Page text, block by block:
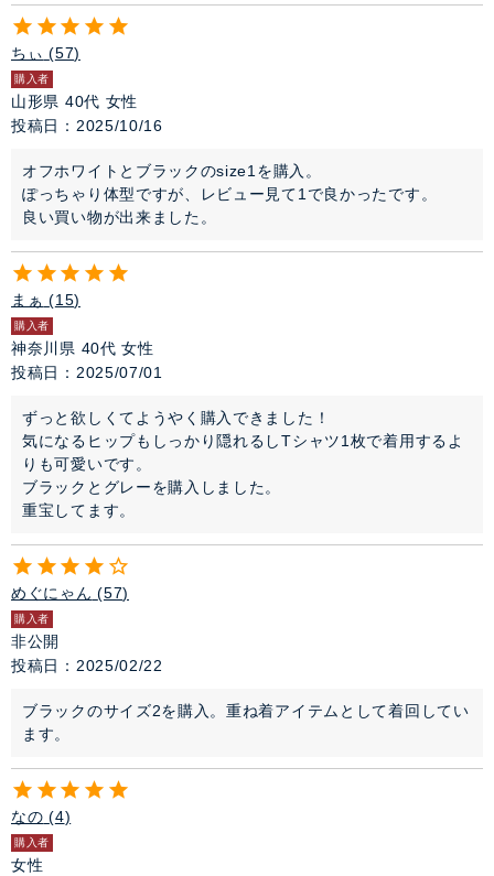
ちぃ 57
購入者
山形県 40代 女性
投稿日
2025/10/16
オフホワイトとブラックのsize1を購入。
ぽっちゃり体型ですが、レビュー見て1で良かったです。
良い買い物が出来ました。
まぁ 15
購入者
神奈川県 40代 女性
投稿日
2025/07/01
ずっと欲しくてようやく購入できました！
気になるヒップもしっかり隠れるしTシャツ1枚で着用するよ
りも可愛いです。
ブラックとグレーを購入しました。
重宝してます。
めぐにゃん 57
購入者
非公開
投稿日
2025/02/22
ブラックのサイズ2を購入。重ね着アイテムとして着回してい
ます。
なの 4
購入者
女性